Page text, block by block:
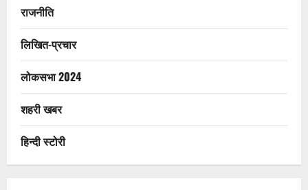
राजनीति
लिखित-प्रचार
लोकसभा 2024
शहरी खबर
हिन्दी स्टोरी